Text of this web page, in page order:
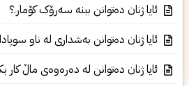
ئایا ژنان دەتوانن ببنە سەرۆک کۆمار.؟
ئایا ژنان دەتوانن بەشداری لە ناو سوپادا
ئایا ژنان دەتوانن لە دەرەوەی ماڵ کار